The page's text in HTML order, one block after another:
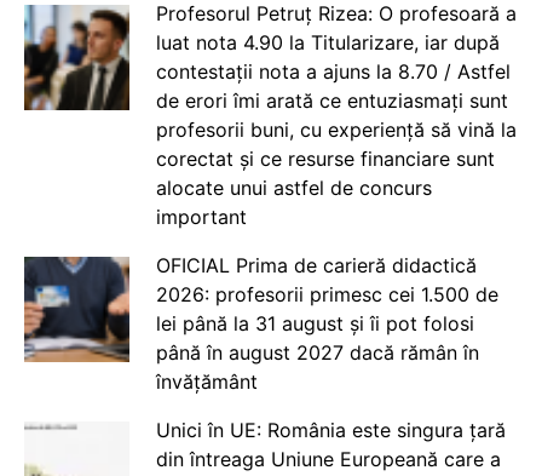
Profesorul Petruț Rizea: O profesoară a
luat nota 4.90 la Titularizare, iar după
contestații nota a ajuns la 8.70 / Astfel
de erori îmi arată ce entuziasmați sunt
profesorii buni, cu experiență să vină la
corectat și ce resurse financiare sunt
alocate unui astfel de concurs
important
OFICIAL Prima de carieră didactică
2026: profesorii primesc cei 1.500 de
lei până la 31 august și îi pot folosi
până în august 2027 dacă rămân în
învățământ
Unici în UE: România este singura țară
din întreaga Uniune Europeană care a